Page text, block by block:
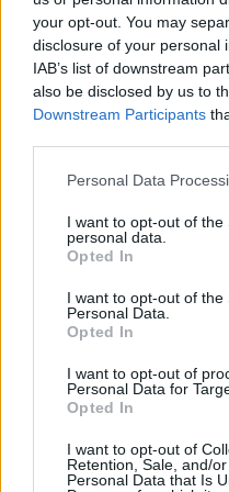
your opt-out. You may
disclosure of your personal
IAB’s list of downstream
also be disclosed by us to
Downstream Participants
Personal Data
I want to opt-out of the
personal data.
Opted In
I want to opt-out of the
Personal Data.
Opted In
I want to opt-out of
Personal Data for
Opted In
I want to opt-out of
Retention, Sale, and/
Personal Data that Is
Санторини
03.08.2026 / 18:36